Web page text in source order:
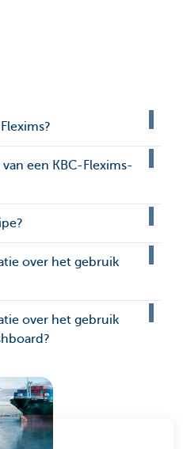
een KBC-Flexims-
over het gebruik
over het gebruik